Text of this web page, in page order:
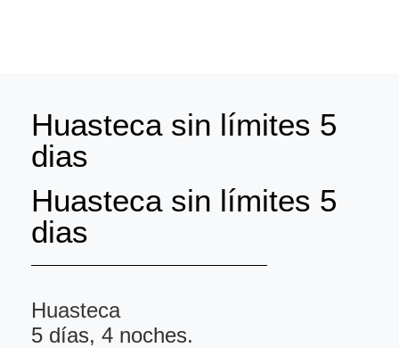
Huasteca sin límites 5
dias
Huasteca sin límites 5
dias
Huasteca
5 días, 4 noches.